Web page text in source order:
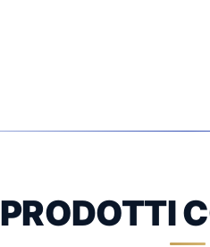
PRODOTTI